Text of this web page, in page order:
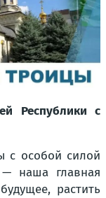
Республики с
с особой силой
наша главная
растить